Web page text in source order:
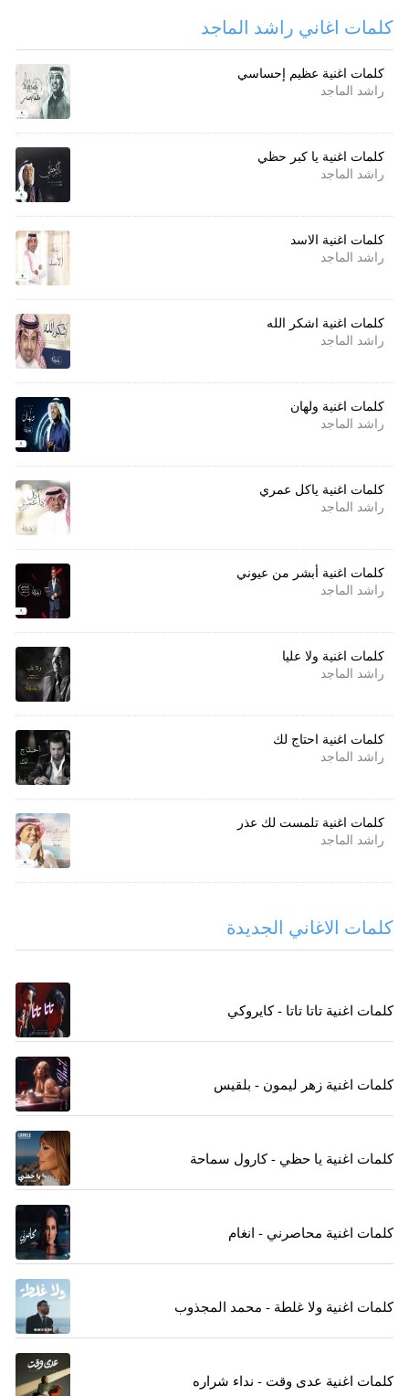
كلمات اغاني راشد الماجد
كلمات اغنية عظيم إحساسي
راشد الماجد
كلمات اغنية يا كبر حظي
راشد الماجد
كلمات اغنية الاسد
راشد الماجد
كلمات اغنية اشكر الله
راشد الماجد
كلمات اغنية ولهان
راشد الماجد
كلمات اغنية ياكل عمري
راشد الماجد
كلمات اغنية أبشر من عيوني
راشد الماجد
كلمات اغنية ولا عليا
راشد الماجد
كلمات اغنية احتاج لك
راشد الماجد
كلمات اغنية تلمست لك عذر
راشد الماجد
كلمات الاغاني الجديدة
كلمات اغنية تاتا تاتا - كايروكي
كلمات اغنية زهر ليمون - بلقيس
كلمات اغنية يا حظي - كارول سماحة
كلمات اغنية محاصرني - انغام
كلمات اغنية ولا غلطة - محمد المجذوب
كلمات اغنية عدى وقت - نداء شراره